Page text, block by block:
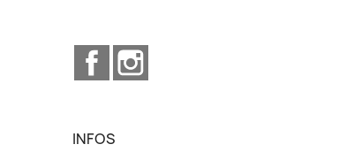
Facebook
INFOS